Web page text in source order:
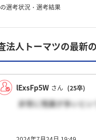
動
選考状況・選考結果
法人トーマツの最新
lExsFp5W さん (25卒)
非常に残業が多いと